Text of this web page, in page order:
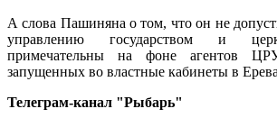
А слова Пашиняна о том, что он не
управлению государством и
примечательны на фоне агентов
запущенных во властные кабинеты в
Телеграм-канал "Рыбарь"